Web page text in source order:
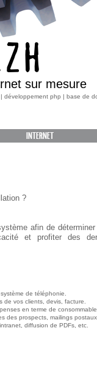
sur mesure
développement php | base de
INTERNET
?
afin de
et profiter des
de téléphonie.
vos clients, devis, facture.
en terme de
des prospects, mailings
diffusion de PDFs, etc.